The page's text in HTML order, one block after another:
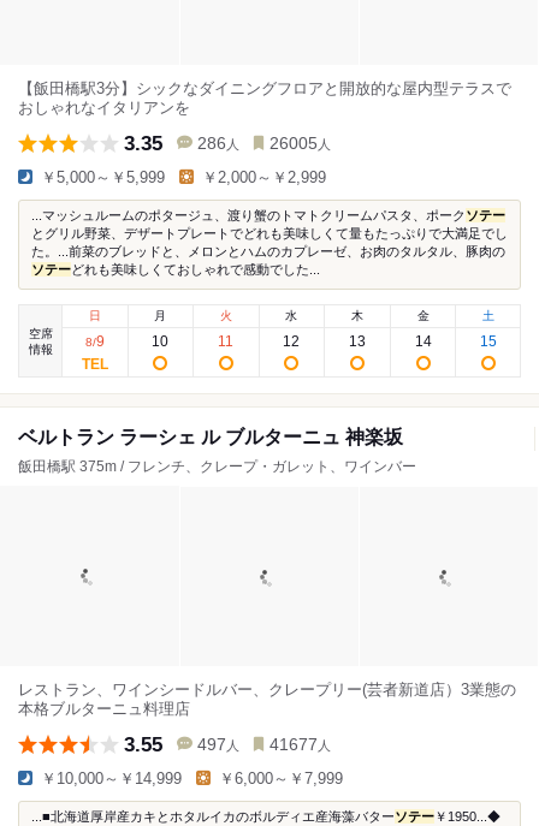
【飯田橋駅3分】シックなダイニングフロアと開放的な屋内型テラスで
おしゃれなイタリアンを
3.35 286 人 26005 人
￥5,000～￥5,999 ￥2,000～￥2,999
...マッシュルームのポタージュ、渡り蟹のトマトクリームパスタ、ポーク ソテー
とグリル野菜、デザートプレートでどれも美味しくて量もたっぷりで大満足でし
た。...前菜のブレッドと、メロンとハムのカプレーゼ、お肉のタルタル、豚肉の
ソテーどれも美味しくておしゃれで感動でした...
空席
情報
日
8/9
月
10
火
11
水
12
木
13
金
14
土
15
ベルトラン ラーシェ ル ブルターニュ 神楽坂
飯田橋駅 375m / フレンチ、クレープ・ガレット、ワインバー
レストラン、ワインシードルバー、クレープリー(芸者新道店）3業態の
本格ブルターニュ料理店
3.55 497 人 41677 人
￥10,000～￥14,999 ￥6,000～￥7,999
...■北海道厚岸産カキとホタルイカのボルディエ産海藻バターソテー￥1950...◆